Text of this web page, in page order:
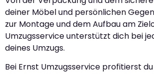
deiner Möbel und persönlichen
zur Montage und dem Aufbau am
Umzugsservice unterstützt dich bei
deines Umzugs.
Bei Ernst Umzugsservice profitierst